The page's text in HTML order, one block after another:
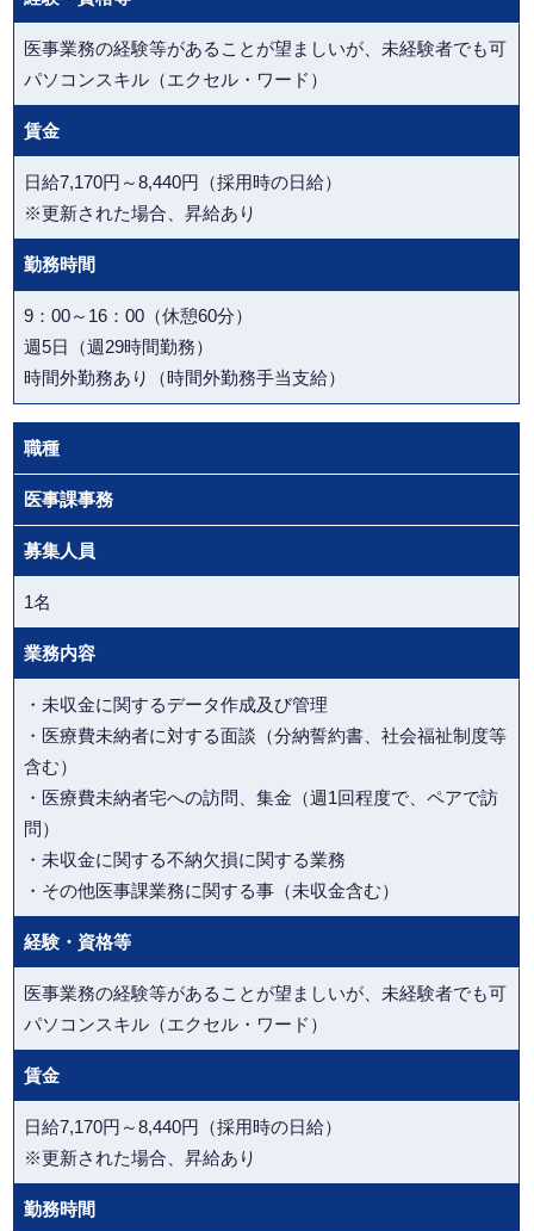
医事業務の経験等があることが望ましいが、未経験者でも可
パソコンスキル（エクセル・ワード）
賃金
日給7,170円～8,440円（採用時の日給）
※更新された場合、昇給あり
勤務時間
9：00～16：00（休憩60分）
週5日（週29時間勤務）
時間外勤務あり（時間外勤務手当支給）
職種
医事課事務
募集人員
1名
業務内容
・未収金に関するデータ作成及び管理
・医療費未納者に対する面談（分納誓約書、社会福祉制度等
含む）
・医療費未納者宅への訪問、集金（週1回程度で、ペアで訪
問）
・未収金に関する不納欠損に関する業務
・その他医事課業務に関する事（未収金含む）
経験・資格等
医事業務の経験等があることが望ましいが、未経験者でも可
パソコンスキル（エクセル・ワード）
賃金
日給7,170円～8,440円（採用時の日給）
※更新された場合、昇給あり
勤務時間